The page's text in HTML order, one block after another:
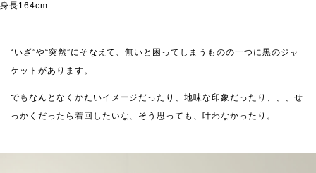
身長164cm
“いざ”や“突然”にそなえて、無いと困ってしまうものの一つに黒のジャ
ケットがあります。
でもなんとなくかたいイメージだったり、地味な印象だったり、、、せ
っかくだったら着回したいな、そう思っても、叶わなかったり。